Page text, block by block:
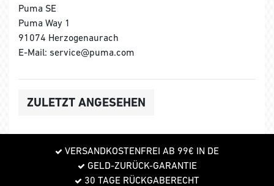
Puma SE
Puma Way 1
91074 Herzogenaurach
E-Mail: service@puma.com
ZULETZT ANGESEHEN
VERSANDKOSTENFREI AB 99€ IN DE
GELD-ZURÜCK-GARANTIE
30 TAGE RÜCKGABERECHT